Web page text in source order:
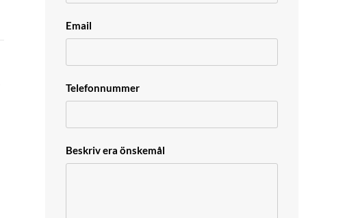
Email
Telefonnummer
Beskriv era önskemål